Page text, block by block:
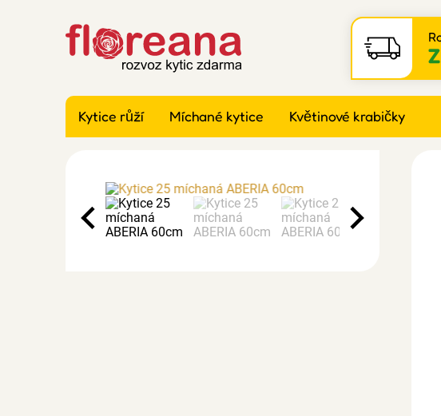
Kytice růží Míchané kytice Květinové krabičky